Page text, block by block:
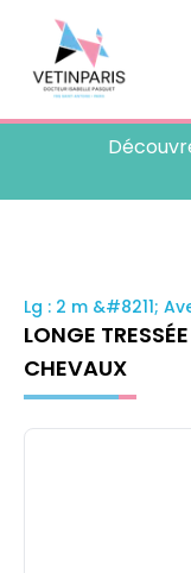
Lg : 2 m &#8211;
LONGE
CHEVAUX